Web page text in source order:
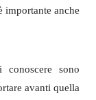
anche
sono
avanti quella